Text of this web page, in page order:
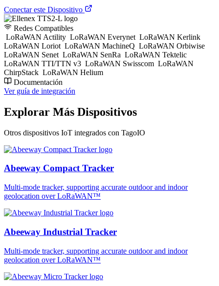
Conectar este Dispositivo
Redes Compatibles
LoRaWAN Actility LoRaWAN Everynet LoRaWAN Kerlink
LoRaWAN Loriot LoRaWAN MachineQ LoRaWAN Orbiwise
LoRaWAN Senet LoRaWAN SenRa LoRaWAN Tektelic
LoRaWAN TTI/TTN v3 LoRaWAN Swisscom LoRaWAN
ChirpStack LoRaWAN Helium
Documentación
Ver guía de integración
Explorar Más Dispositivos
Otros dispositivos IoT integrados con TagoIO
Abeeway Compact Tracker
Multi-mode tracker, supporting accurate outdoor and indoor
geolocation over LoRaWAN™
Abeeway Industrial Tracker
Multi-mode tracker, supporting accurate outdoor and indoor
geolocation over LoRaWAN™